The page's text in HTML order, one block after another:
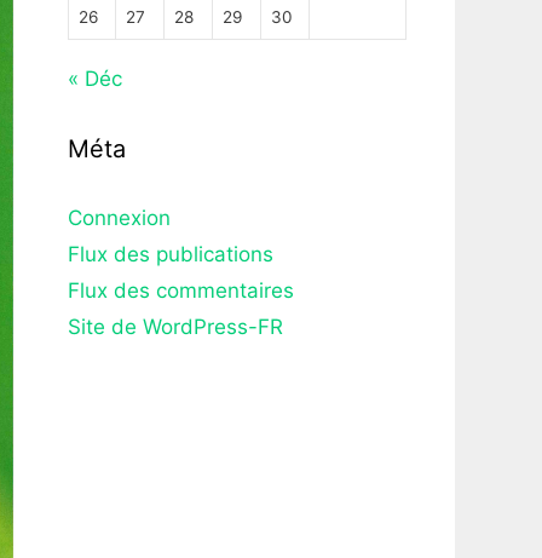
26 27 28 29 30
« Déc
Méta
Connexion
Flux des publications
Flux des commentaires
Site de WordPress-FR